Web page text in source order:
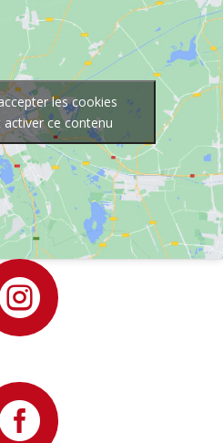
les cookies
ce contenu

